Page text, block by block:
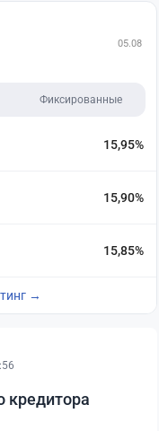
05.08
Фиксированные
15,95%
15,90%
15,85%
→
кредитора